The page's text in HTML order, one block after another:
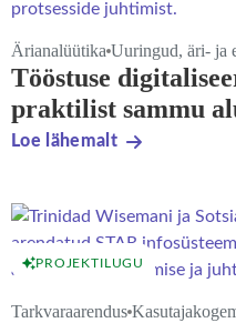
Ärianalüütika Uuringud, äri- ja
Tööstuse
praktilist sammu
Loe lähemalt
PROJEKTILUGU
Tarkvaraarendus